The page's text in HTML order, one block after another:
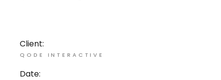
Client:
QODE INTERACTIVE
Date: